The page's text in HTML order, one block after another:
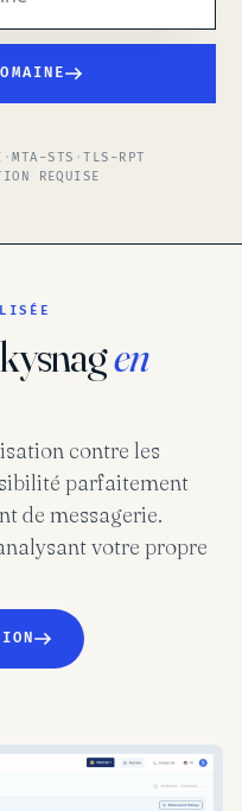
·MTA-STS ·TLS-RPT
REQUISE
en
contre les
parfaitement
de messagerie.
votre propre